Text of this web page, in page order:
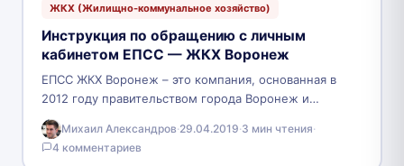
ЖКХ (Жилищно-коммунальное хозяйство)
Инструкция по обращению с личным
кабинетом ЕПСС — ЖКХ Воронеж
ЕПСС ЖКХ Воронеж – это компания, основанная в
2012 году правительством города Воронеж и
городской администрацией. Основная цель
организации – это обеспечение…
Михаил Александров·29.04.2019·3 мин чтения·
4 комментариев